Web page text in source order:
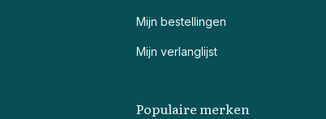
Mijn bestellingen
Mijn verlanglijst
Populaire merken